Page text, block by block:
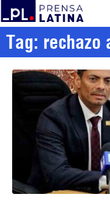
Tag: rechazo